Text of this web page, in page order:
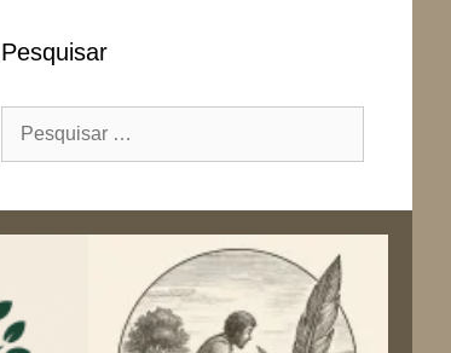
Pesquisar
por: